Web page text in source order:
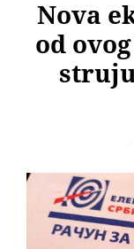
Nova
od